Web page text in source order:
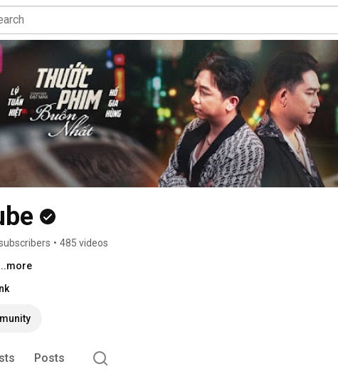
• 485 videos
Posts